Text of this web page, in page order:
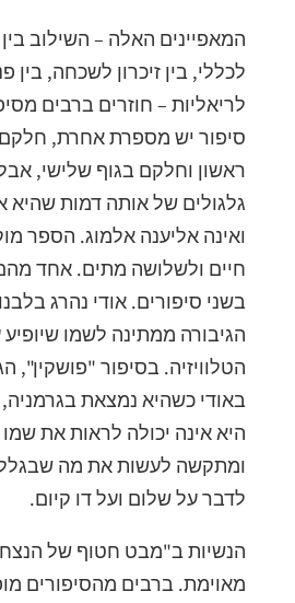
המאפיינים האלה – השילוב בין
לכללי, בין זיכרון לשכחה, בין
לריאליות – חוזרים ברבים
סיפור יש מספרת אחרת,
ראשון וחלקם בגוף שלישי,
גלגולים של אותה דמות שהיא
ואינה אליענה אלמוג. הספר
חיים ולשלושה מתים. אחד
בשני סיפורים. אודי נהרג
הגיבורה ממתינה לשמו
הטלוויזיה. בסיפור "פושקין",
באודי כשהיא נמצאת בגרמניה,
היא אינה יכולה לראות את שמו
ומתקשה לעשות את מה
לדבר על שלום ועל דו קיום.
הנשיות ב"מבט חטוף של
מאוימת. ברבים מהסיפורים